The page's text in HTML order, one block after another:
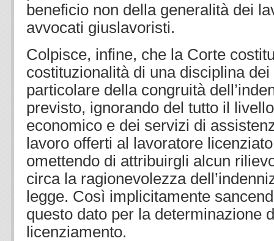
beneficio non della generalità dei
avvocati giuslavoristi.
Colpisce, infine, che la Corte
costituzionalità di una disciplina
particolare della congruità
previsto, ignorando del tutto il
economico e dei servizi di
lavoro offerti al lavoratore
omettendo di attribuirgli alcun
circa la ragionevolezza
legge. Così implicitamente
questo dato per la determinazione
licenziamento.